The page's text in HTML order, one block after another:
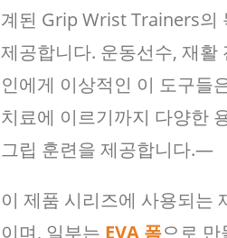
계된 Grip Wrist Trainers의
제공합니다. 운동선수, 재활
인에게 이상적인 이 도구들
치료에 이르기까지 다양한
그립 훈련을 제공합니다.—
이 제품 시리즈에 사용되는
이며, 일부는 EVA 폼으로 만